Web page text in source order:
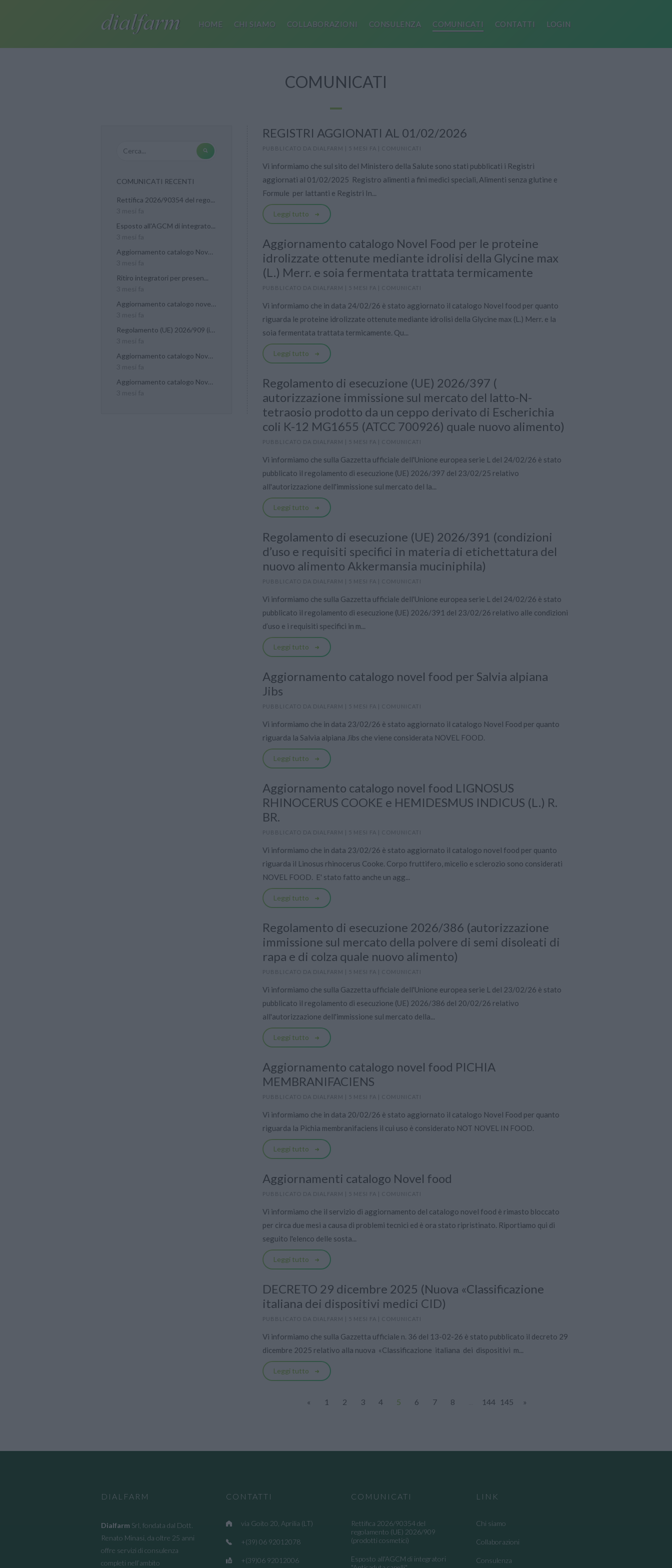
HOME CHI SIAMO COLLABORAZIONI CONSULENZA COMUNICATI CONTATTI LOGIN
COMUNICATI
COMUNICATI RECENTI
Rettifica 2026/90354 del rego...
Esposto all'AGCM di integrato...
Aggiornamento catalogo Novel...
Ritiro integratori per presen...
Aggiornamento catalogo novel...
Regolamento (UE) 2026/909 (im...
Aggiornamento catalogo Novel...
Aggiornamento catalogo Novel...
REGISTRI AGGIONATI AL 01/02/2026
PUBBLICATO DA DIALFARM | 5 MESI FA | COMUNICATI
Vi informiamo che sul sito del Ministero della Salute sono stati pubblicati i Registri
aggiornati al 01/02/2025 Registro alimenti a fini medici speciali, Alimenti senza glutine e
Formule per lattanti e Registri In...
Leggi tutto
Aggiornamento catalogo Novel Food per le proteine
idrolizzate ottenute mediante idrolisi della Glycine max
(L.) Merr. e soia fermentata trattata termicamente
PUBBLICATO DA DIALFARM | 5 MESI FA | COMUNICATI
Vi informiamo che in data 24/02/26 è stato aggiornato il catalogo Novel food per quanto
riguarda le proteine idrolizzate ottenute mediante idrolisi della Glycine max (L.) Merr. e la
soia fermentata trattata termicamente. Qu...
Leggi tutto
Regolamento di esecuzione (UE) 2026/397 (
autorizzazione immissione sul mercato del latto-N-
tetraosio prodotto da un ceppo derivato di Escherichia
coli K-12 MG1655 (ATCC 700926) quale nuovo alimento)
PUBBLICATO DA DIALFARM | 5 MESI FA | COMUNICATI
Vi informiamo che sulla Gazzetta ufficiale dell'Unione europea serie L del 24/02/26 è stato
pubblicato il regolamento di esecuzione (UE) 2026/397 del 23/02/25 relativo
all'autorizzazione dell'immissione sul mercato del la...
Leggi tutto
Regolamento di esecuzione (UE) 2026/391 (condizioni
d’uso e requisiti specifici in materia di etichettatura del
nuovo alimento Akkermansia muciniphila)
PUBBLICATO DA DIALFARM | 5 MESI FA | COMUNICATI
Vi informiamo che sulla Gazzetta ufficiale dell'Unione europea serie L del 24/02/26 è stato
pubblicato il regolamento di esecuzione (UE) 2026/391 del 23/02/26 relativo alle condizioni
d’uso e i requisiti specifici in m...
Leggi tutto
Aggiornamento catalogo novel food per Salvia alpiana
Jibs
PUBBLICATO DA DIALFARM | 5 MESI FA | COMUNICATI
Vi informiamo che in data 23/02/26 è stato aggiornato il catalogo Novel Food per quanto
riguarda la Salvia alpiana Jibs che viene considerata NOVEL FOOD.
Leggi tutto
Aggiornamento catalogo novel food LIGNOSUS
RHINOCERUS COOKE e HEMIDESMUS INDICUS (L.) R.
BR.
PUBBLICATO DA DIALFARM | 5 MESI FA | COMUNICATI
Vi informiamo che in data 23/02/26 è stato aggiornato il catalogo novel food per quanto
riguarda il Linosus rhinocerus Cooke. Corpo fruttifero, micelio e sclerozio sono considerati
NOVEL FOOD. E' stato fatto anche un agg...
Leggi tutto
Regolamento di esecuzione 2026/386 (autorizzazione
immissione sul mercato della polvere di semi disoleati di
rapa e di colza quale nuovo alimento)
PUBBLICATO DA DIALFARM | 5 MESI FA | COMUNICATI
Vi informiamo che sulla Gazzetta ufficiale dell'Unione europea serie L del 23/02/26 è stato
pubblicato il regolamento di esecuzione (UE) 2026/386 del 20/02/26 relativo
all'autorizzazione dell'immissione sul mercato della...
Leggi tutto
Aggiornamento catalogo novel food PICHIA
MEMBRANIFACIENS
PUBBLICATO DA DIALFARM | 5 MESI FA | COMUNICATI
Vi informiamo che in data 20/02/26 è stato aggiornato il catalogo Novel Food per quanto
riguarda la Pichia membranifaciens il cui uso è considerato NOT NOVEL IN FOOD.
Leggi tutto
Aggiornamenti catalogo Novel food
PUBBLICATO DA DIALFARM | 5 MESI FA | COMUNICATI
Vi informiamo che il servizio di aggiornamento del catalogo novel food è rimasto bloccato
per circa due mesi a causa di problemi tecnici ed è ora stato ripristinato. Riportiamo qui di
seguito l'elenco delle sosta...
Leggi tutto
DECRETO 29 dicembre 2025 (Nuova «Classificazione
italiana dei dispositivi medici CID)
PUBBLICATO DA DIALFARM | 5 MESI FA | COMUNICATI
Vi informiamo che sulla Gazzetta ufficiale n. 36 del 13-02-26 è stato pubblicato il decreto 29
dicembre 2025 relativo alla nuova «Classificazione italiana dei dispositivi m...
Leggi tutto
« 1 2 3 4 5 6 7 8 144 145 »
DIALFARM
Dialfarm Srl, fondata dal Dott.
Renato Minasi, da oltre 25 anni
offre servizi di consulenza
completi nell’ambito
CONTATTI
via Goito 20, Aprilia (LT)
+(39) 06 92012078
+(39)06 92012006
COMUNICATI
Rettifica 2026/90354 del
regolamento (UE) 2026/909
(prodotti cosmetici)
Esposto all'AGCM di integratori
LINK
Chi siamo
Collaborazioni
Consulenza